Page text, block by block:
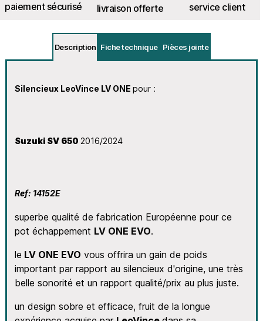
paiement sécurisé livraison offerte service client
Description Fiche technique Pièces jointe
Silencieux LeoVince LV ONE pour :
Suzuki SV 650 2016/2024
Ref: 14152E
superbe qualité de fabrication Européenne pour ce
pot échappement LV ONE EVO.
le LV ONE EVO vous offrira un gain de poids
important par rapport au silencieux d'origine, une très
belle sonorité et un rapport qualité/prix au plus juste.
un design sobre et efficace, fruit de la longue